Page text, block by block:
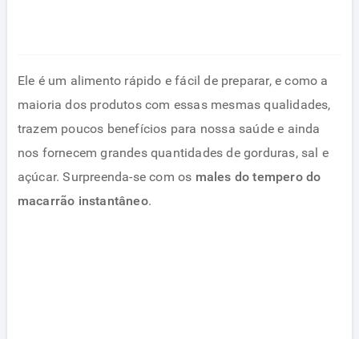
Ele é um alimento rápido e fácil de preparar, e como a
maioria dos produtos com essas mesmas qualidades,
trazem poucos benefícios para nossa saúde e ainda
nos fornecem grandes quantidades de gorduras, sal e
açúcar. Surpreenda-se com os males do tempero do
macarrão instantâneo.